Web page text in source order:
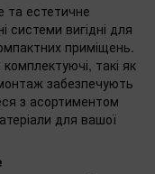
та естетичне
системи вигідні для
приміщень.
такі як
забезпечують
з асортиментом
для вашої